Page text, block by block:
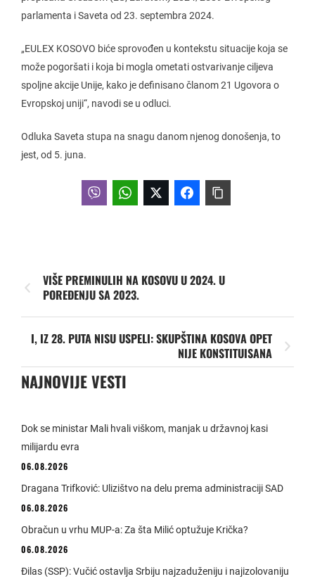
parlamenta i Saveta od 23. septembra 2024.
„EULEX KOSOVO biće sprovođen u kontekstu situacije koja se
može pogoršati i koja bi mogla ometati ostvarivanje ciljeva
spoljne akcije Unije, kako je definisano članom 21 Ugovora o
Evropskoj uniji“, navodi se u odluci.
Odluka Saveta stupa na snagu danom njenog donošenja, to
jest, od 5. juna.
VIŠE PREMINULIH NA KOSOVU U 2024. U
POREĐENJU SA 2023.
I, IZ 28. PUTA NISU USPELI: SKUPŠTINA KOSOVA OPET
NIJE KONSTITUISANA
NAJNOVIJE VESTI
Dok se ministar Mali hvali viškom, manjak u državnoj kasi
milijardu evra
06.08.2026
Dragana Trifković: Ulizištvo na delu prema administraciji SAD
06.08.2026
Obračun u vrhu MUP-a: Za šta Milić optužuje Krička?
06.08.2026
Đilas (SSP): Vučić ostavlja Srbiju najzaduženiju i najizolovaniju